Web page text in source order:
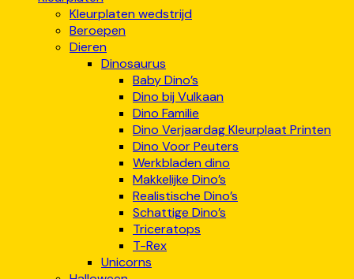
Kleurplaten wedstrijd
Beroepen
Dieren
Dinosaurus
Baby Dino’s
Dino bij Vulkaan
Dino Familie
Dino Verjaardag Kleurplaat Printen
Dino Voor Peuters
Werkbladen dino
Makkelijke Dino’s
Realistische Dino’s
Schattige Dino’s
Triceratops
T-Rex
Unicorns